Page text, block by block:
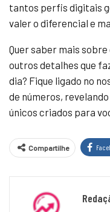
tantos perfis digitais
valer o diferencial e
Quer saber mais
outros detalhes que
dia? Fique ligado no
de números,
únicos criados para
Compartilhe